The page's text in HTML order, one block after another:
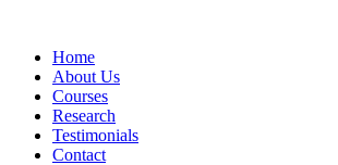
Home
About Us
Courses
Research
Testimonials
Contact